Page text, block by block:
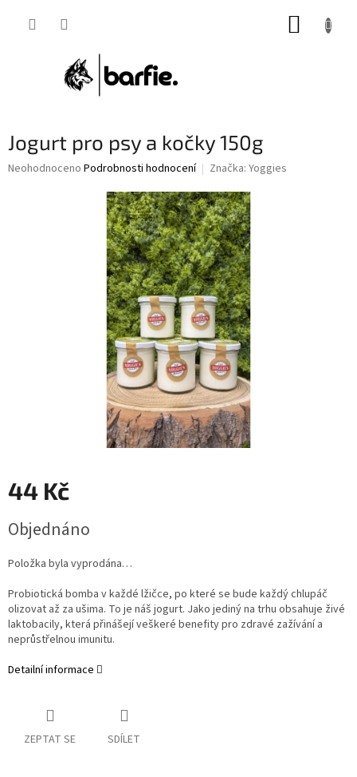
Jogurt pro psy a kočky 150g
Průměrné
Neohodnoceno Podrobnosti hodnocení Značka: Yoggies
44 Kč
cena:
Objednáno
Položka byla vyprodána…
Probiotická bomba v každé lžičce, po které se bude každý chlupáč
olizovat až za ušima. To je náš jogurt. Jako jediný na trhu obsahuje živé
laktobacily, která přinášejí veškeré benefity pro zdravé zažívání a
neprůstřelnou imunitu.
Detailní informace
ZEPTAT SE SDÍLET